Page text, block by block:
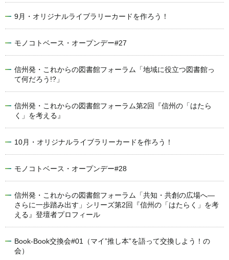
9月・オリジナルライブラリーカードを作ろう！
モノコトベース・オープンデー#27
信州発・これからの図書館フォーラム「地域に役立つ図書館っ
て何だろう!?」
信州発・これからの図書館フォーラム第2回『信州の「はたら
く」を考える』
10月・オリジナルライブラリーカードを作ろう！
モノコトベース・オープンデー#28
信州発・これからの図書館フォーラム「共知・共創の広場へ―
さらに一歩踏み出す」シリーズ第2回『信州の「はたらく」を考
える』登壇者プロフィール
Book-Book交換会#01（マイ”推し本”を語って交換しよう！の
会）